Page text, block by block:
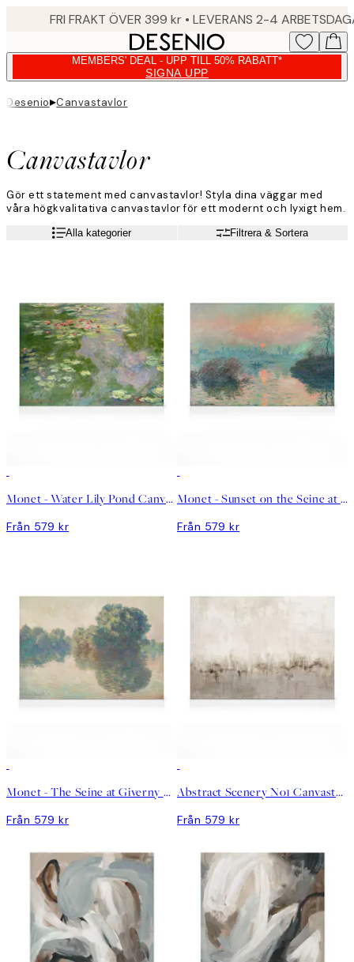
FRI FRAKT ÖVER 399 kr • LEVERANS 2-4
MEMBERS' DEAL - UPP TILL 50% RABATT*
SIGNA UPP
Desenio▸Canvastavlor
Canvastavlor
Gör ett statement med canvastavlor! Styla dina väggar med
våra högkvalitativa canvastavlor för ett modernt och lyxigt hem.
Alla kategorier Filtrera & Sortera
Monet - Water Lily Pond Canvastavla
Från 579 kr
Monet - Sunset on the Seine at Lavacourt Canvastavla
Från 579 kr
Monet - The Seine at Giverny Canvastavla
Från 579 kr
Abstract Scenery No1 Canvastavla
Från 579 kr